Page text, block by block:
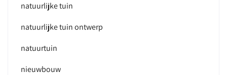
natuurlijke tuin
natuurlijke tuin ontwerp
natuurtuin
nieuwbouw